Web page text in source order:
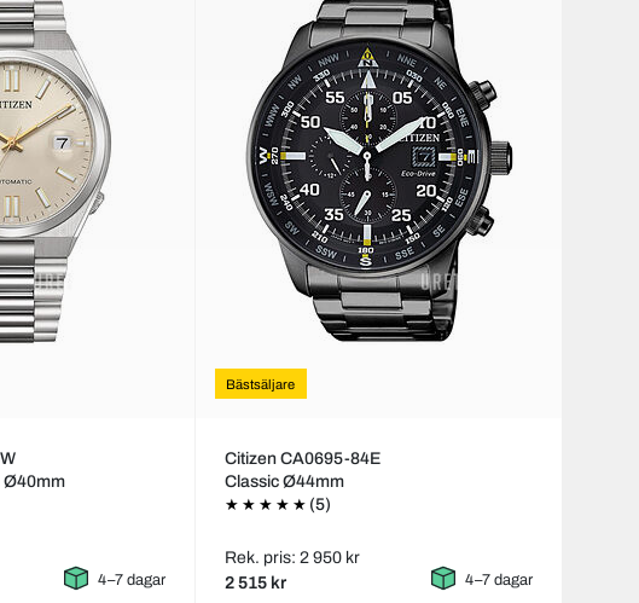
Ø40mm
4–7 dagar
Bästsäljare
Citizen CA0695-84E
Classic Ø44mm
(5)
Rek. pris: 2 950 kr
2 515 kr 4–7 dagar